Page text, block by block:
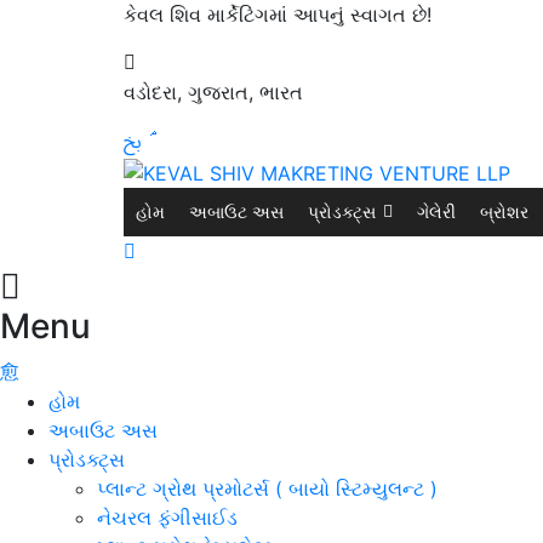
કેવલ શિવ માર્કેટિંગમાં આપનું સ્વાગત છે!
વડોદરા, ગુજરાત, ભારત
હોમ અબાઉટ અસ પ્રોડક્ટ્સ ગેલેરી બ્રોશર
Menu
હોમ
અબાઉટ અસ
પ્રોડક્ટ્સ
પ્લાન્ટ ગ્રોથ પ્રમોટર્સ ( બાયો સ્ટિમ્યુલન્ટ )
નેચરલ ફંગીસાઈડ